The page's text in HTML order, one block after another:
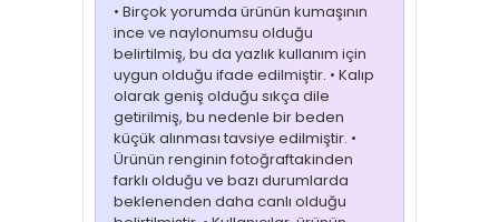
• Birçok yorumda ürünün kumaşının
ince ve naylonumsu olduğu
belirtilmiş, bu da yazlık kullanım için
uygun olduğu ifade edilmiştir. • Kalıp
olarak geniş olduğu sıkça dile
getirilmiş, bu nedenle bir beden
küçük alınması tavsiye edilmiştir. •
Ürünün renginin fotoğraftakinden
farklı olduğu ve bazı durumlarda
beklenenden daha canlı olduğu